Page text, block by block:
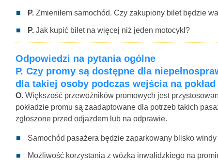
P. Zmieniłem samochód. Czy zakupiony bilet będzie
P. Jak kupić bilet na więcej niż jeden motocykl?
Odpowiedzi na pytania ogólne
P. Czy promy są dostępne dla
dla takiej osoby podczas wejścia na
O. Większość przewoźników promowych jest
pokładzie promu są zaadaptowane dla potrzeb takich
zgłoszone przed odjazdem lub na odprawie.
Samochód pasażera będzie zaparkowany blisko
Możliwość korzystania z wózka inwalidzkiego na